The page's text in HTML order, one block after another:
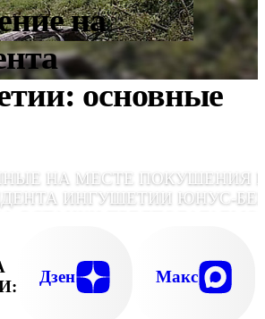
на
основные
НА МЕСТЕ ПОКУШЕНИЯ
ИНГУШЕТИИ ЮНУС-
СМЕРТНИКА
НА-ДОНУ ДЛЯ
Дзен Макс